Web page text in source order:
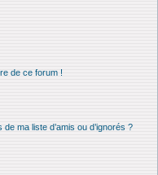
de ce forum !
ma liste d’amis ou d’ignorés ?